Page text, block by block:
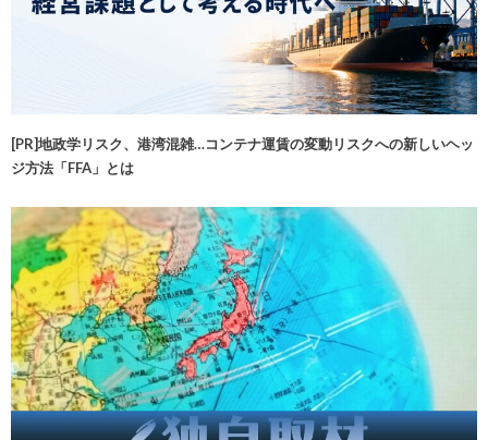
[PR]地政学リスク、港湾混雑…コンテナ運賃の変動リスクへの新しいヘッ
ジ方法「FFA」とは